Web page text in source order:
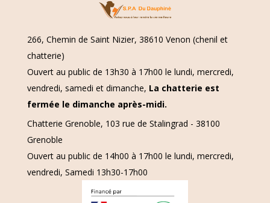
266, Chemin de Saint Nizier, 38610 Venon (chenil et
chatterie)
Ouvert au public de 13h30 à 17h00 le lundi, mercredi,
vendredi, samedi et dimanche, La chatterie est
fermée le dimanche après-midi.
Chatterie Grenoble, 103 rue de Stalingrad - 38100
Grenoble
Ouvert au public de 14h00 à 17h00 le lundi, mercredi,
vendredi, Samedi 13h30-17h00